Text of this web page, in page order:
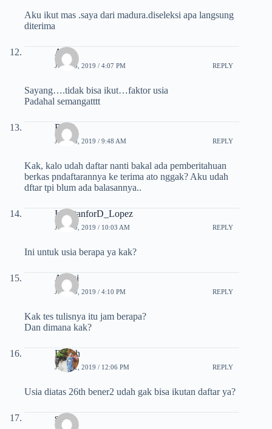
Aku ikut mas .saya dari madura.diseleksi apa langsung
diterima
Ayun
JULI 16, 2019 / 4:07 PM REPLY
Sayang….tidak bisa ikut…faktor usia
Padahal semangatttt
Riski
JULI 18, 2019 / 9:48 AM REPLY
Kak, kalo udah daftar nanti bakal ada pemberitahuan
berkas pndaftarannya ke terima ato nggak? Aku udah
dftar tpi blum ada balasannya..
IzzastanforD_Lopez
JULI 19, 2019 / 10:03 AM REPLY
Ini untuk usia berapa ya kak?
Anggi
JULI 19, 2019 / 4:10 PM REPLY
Kak tes tulisnya itu jam berapa?
Dan dimana kak?
Faizah
JULI 22, 2019 / 12:06 PM REPLY
Usia diatas 26th bener2 udah gak bisa ikutan daftar ya?
sena